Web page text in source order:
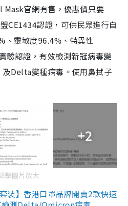
官網有售，優惠價只要
CE1434認證，可供民眾進行自
、靈敏度96.4%、特異性
驗認證，有效檢測新冠病毒變
Delta變種病毒。使用鼻拭子
+2
擊圖片放大
裝】香港口罩品牌開賣2款快速